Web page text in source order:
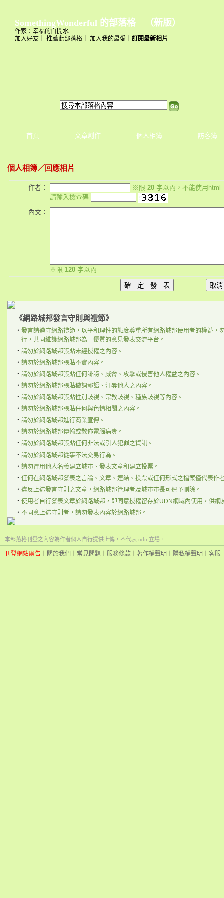
SomethingWonderful 的部落格 （新版）
首頁 文章創作 個人相簿 訪客簿
加入好友 推薦此部落格 加入我的最愛 訂閱最新相片
作家：幸福的白開水
個人相簿／回應相片
作者： ※限 20 字以內，不能使用html
請輸入檢查碼
內文：
※限 120 字以內
《網路城邦發言守則與禮節》
‧ 發言請遵守網路禮節，以平和理性的態度尊重所有網路城邦使用者的權益，
行，共同維護網路城邦為一優質的意見發表交流平台。
‧ 請勿於網路城邦張貼未經授權之內容。
‧ 請勿於網路城邦張貼不實內容。
‧ 請勿於網路城邦張貼任何誹謗、威脅、攻擊或侵害他人權益之內容。
‧ 請勿於網路城邦張貼穢詞鄙語、汙辱他人之內容。
‧ 請勿於網路城邦張貼性別歧視、宗教歧視、種族歧視等內容。
‧ 請勿於網路城邦張貼任何與色情相關之內容。
‧ 請勿於網路城邦進行商業宣傳。
‧ 請勿於網路城邦傳輸或散佈電腦病毒。
‧ 請勿於網路城邦張貼任何非法或引人犯罪之資訊。
‧ 請勿於網路城邦從事不法交易行為。
‧ 請勿冒用他人名義建立城市、發表文章和建立投票。
‧ 任何在網路城邦發表之言論、文章、連結、投票或任何形式之檔案僅代表作
‧ 違反上述發言守則之文章，網路城邦管理者及城市市長可逕予刪除。
‧ 使用者自行發表文章於網路城邦，即同意授權留存於UDN網域內使用，供網
‧ 不同意上述守則者，請勿發表內容於網路城邦。
本部落格刊登之內容為作者個人自行提供上傳，不代表 udn 立場。
刊登網站廣告 關於我們 常見問題 服務條款 著作權聲明 隱私權聲明 客服